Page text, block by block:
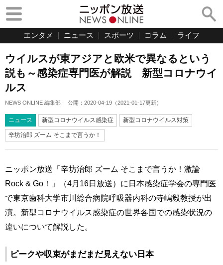
エンタメ ニュース スポーツ コラム ライフ
ウイルスが東アジアと欧米で異なるという
説も～感染症専門医が解説 新型コロナウイ
ルス
NEWS ONLINE 編集部 公開： 2020-04-19 （2021-01-17更新）
ニュース 新型コロナウイルス感染症 新型コロナウイルス対策
辛坊治郎 ズーム そこまで言うか！
ニッポン放送「辛坊治郎 ズーム そこまで言うか！激論
Rock & Go！」（4月16日放送）に日本感染症学会の専門医
で東京歯科大学市川総合病院呼吸器内科の寺嶋毅教授が出
演。新型コロナウイルス感染症の世界各国での感染状況の
違いについて解説した。
ピークや収束がまだまだ見えない日本